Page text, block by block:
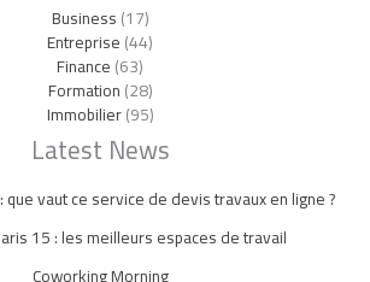
Business(17)
Entreprise(44)
Finance(63)
Formation(28)
Immobilier(95)
Latest News
vaut ce service de devis travaux en ligne ?
15 : les meilleurs espaces de travail
Coworking Morning